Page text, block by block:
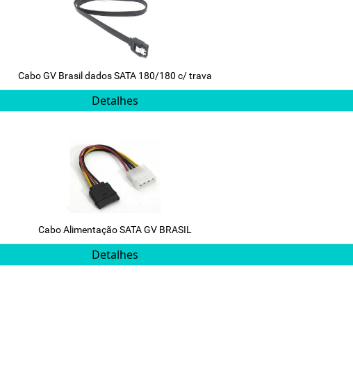
Cabo GV Brasil dados SATA 180/180 c/ trava
Detalhes
Cabo Alimentação SATA GV BRASIL
Detalhes